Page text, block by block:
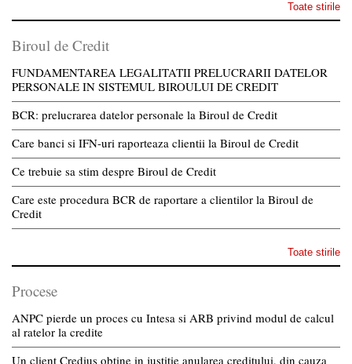
Toate stirile
Biroul de Credit
FUNDAMENTAREA LEGALITATII PRELUCRARII DATELOR
PERSONALE IN SISTEMUL BIROULUI DE CREDIT
BCR: prelucrarea datelor personale la Biroul de Credit
Care banci si IFN-uri raporteaza clientii la Biroul de Credit
Ce trebuie sa stim despre Biroul de Credit
Care este procedura BCR de raportare a clientilor la Biroul de
Credit
Toate stirile
Procese
ANPC pierde un proces cu Intesa si ARB privind modul de calcul
al ratelor la credite
Un client Credius obtine in justitie anularea creditului, din cauza